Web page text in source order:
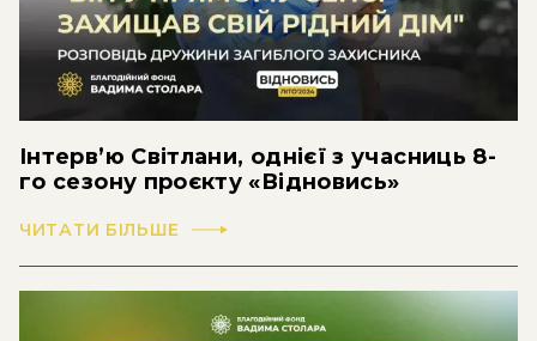
Інтерв’ю Світлани, однієї з учасниць 8-
го сезону проєкту «Відновись»
ЧИТАТИ БІЛЬШЕ